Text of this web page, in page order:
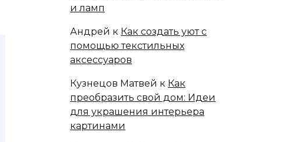
и ламп
Андрей к Как создать уют с
помощью текстильных
аксессуаров
Кузнецов Матвей к Как
преобразить свой дом: Идеи
для украшения интерьера
картинами